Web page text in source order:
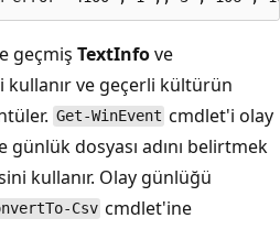
geçmişTextInfove
kullanır ve geçerli kültürün
Get-WinEvent cmdlet'i olay
dosyası adını belirtmek
kullanır. Olay günlüğü
Csv cmdlet'ine